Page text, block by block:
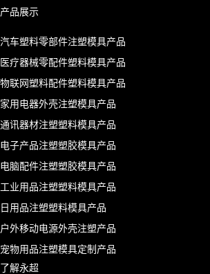
产品展示
汽车塑料零部件注塑模具产品
医疗器械零配件塑料模具产品
物联网塑料配件塑料模具产品
家用电器外壳注塑模具产品
通讯器材注塑塑料模具产品
电子产品注塑塑胶模具产品
电脑配件注塑塑胶模具产品
工业用品注塑塑料模具产品
日用品注塑塑料模具产品
户外移动电源外壳注塑产品
宠物用品注塑模具定制产品
了解永超